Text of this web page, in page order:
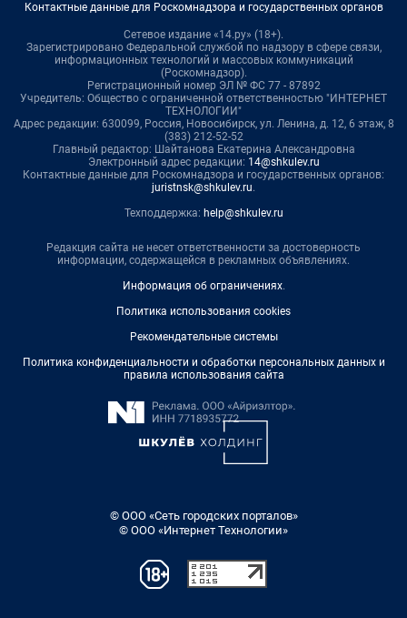
Контактные данные для Роскомнадзора и государственных органов
Сетевое издание «14.ру» (18+).
Зарегистрировано Федеральной службой по надзору в сфере связи,
информационных технологий и массовых коммуникаций
(Роскомнадзор).
Регистрационный номер ЭЛ № ФС 77 - 87892
Учредитель: Общество с ограниченной ответственностью "ИНТЕРНЕТ
ТЕХНОЛОГИИ"
Адрес редакции: 630099, Россия, Новосибирск, ул. Ленина, д. 12, 6 этаж, 8
(383) 212-52-52
Главный редактор: Шайтанова Екатерина Александровна
Электронный адрес редакции: 14@shkulev.ru
Контактные данные для Роскомнадзора и государственных органов:
juristnsk@shkulev.ru.
Техподдержка: help@shkulev.ru
Редакция сайта не несет ответственности за достоверность
информации, содержащейся в рекламных объявлениях.
Информация об ограничениях.
Политика использования cookies
Рекомендательные системы
Политика конфиденциальности и обработки персональных данных и
правила использования сайта
© ООО «Сеть городских порталов»
© ООО «Интернет Технологии»